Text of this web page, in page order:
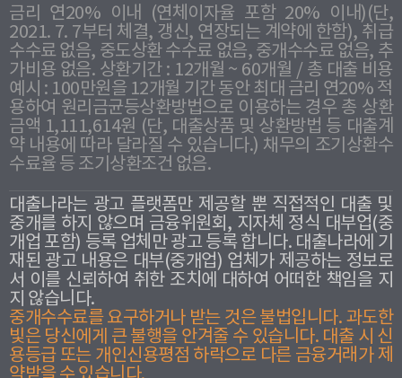
금리 연20% 이내 (연체이자율 포함 20% 이내)(단,
2021. 7. 7부터 체결, 갱신, 연장되는 계약에 한함), 취급
수수료 없음, 중도상환 수수료 없음, 중개수수료 없음, 추
가비용 없음. 상환기간 : 12개월 ~ 60개월 / 총 대출 비용
예시 : 100만원을 12개월 기간 동안 최대 금리 연20% 적
용하여 원리금균등상환방법으로 이용하는 경우 총 상환
금액 1,111,614원 (단, 대출상품 및 상환방법 등 대출계
약 내용에 따라 달라질 수 있습니다.) 채무의 조기상환수
수료율 등 조기상환조건 없음.
대출나라는 광고 플랫폼만 제공할 뿐 직접적인 대출 및
중개를 하지 않으며 금융위원회, 지자체 정식 대부업(중
개업 포함) 등록 업체만 광고 등록 합니다. 대출나라에 기
재된 광고 내용은 대부(중개업) 업체가 제공하는 정보로
서 이를 신뢰하여 취한 조치에 대하여 어떠한 책임을 지
지 않습니다.
중개수수료를 요구하거나 받는 것은 불법입니다. 과도한
빛은 당신에게 큰 불행을 안겨줄 수 있습니다. 대출 시 신
용등급 또는 개인신용평점 하락으로 다른 금융거래가 제